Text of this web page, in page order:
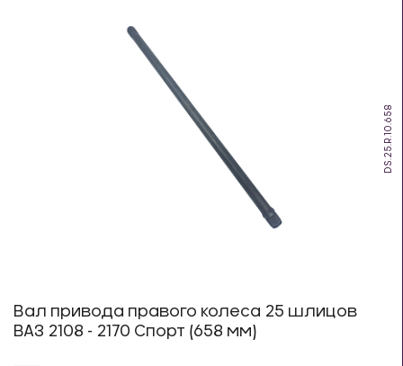
DS.25.R.10.658
Вал привода правого колеса 25 шлицов
ВАЗ 2108 - 2170 Спорт (658 мм)